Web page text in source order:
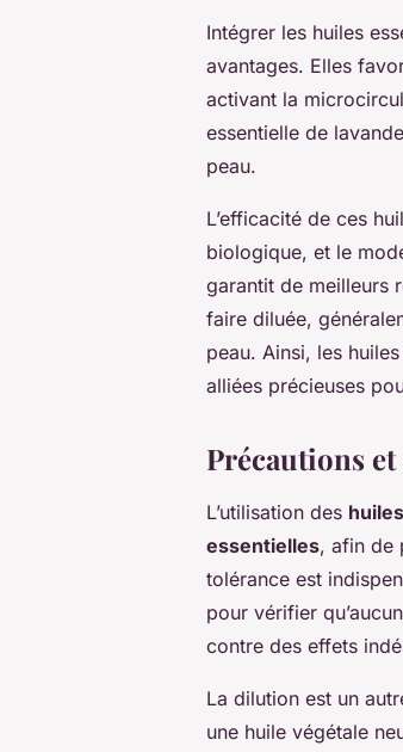
Intégrer les huiles
avantages. Elles
activant la
essentielle de
peau.
L’efficacité de ces
biologique, et le
garantit de meilleurs
faire diluée,
peau. Ainsi, les
alliées précieuses
Précautions
L’utilisation des
essentielles, afin de
tolérance est
pour vérifier
contre des effets
La dilution est un
une huile végétale